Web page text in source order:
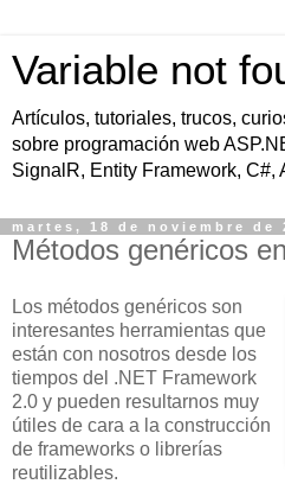
Variable not
Artículos, tutoriales, trucos,
sobre programación web
SignalR, Entity Framework, C#,
martes, 18 de noviembre de
Métodos genéricos
Los métodos genéricos son
interesantes herramientas que
están con nosotros desde los
tiempos del .NET Framework
2.0 y pueden resultarnos muy
útiles de cara a la construcción
de frameworks o librerías
reutilizables.